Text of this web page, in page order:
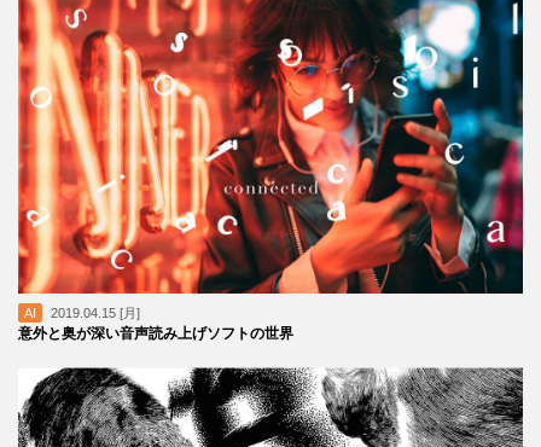
AI 2019.04.15 [月]
意外と奥が深い音声読み上げソフトの世界